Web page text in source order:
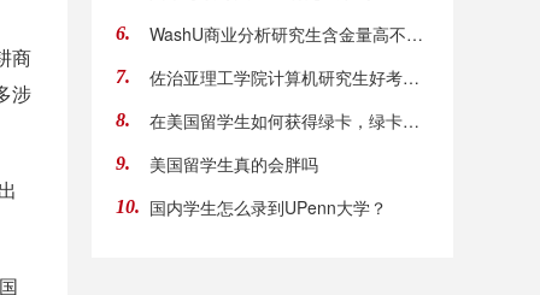
商
涉
6. WashU商业分析研究生含金量高不高？
7. 佐治亚理工学院计算机研究生好考吗？
8. 在美国留学生如何获得绿卡，绿卡有什么用
9. 美国留学生真的会胖吗
10. 国内学生怎么录到UPenn大学？